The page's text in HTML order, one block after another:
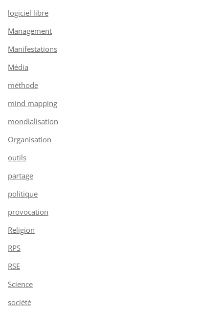
logiciel libre
Management
Manifestations
Média
méthode
mind mapping
mondialisation
Organisation
outils
partage
politique
provocation
Religion
RPS
RSE
Science
société